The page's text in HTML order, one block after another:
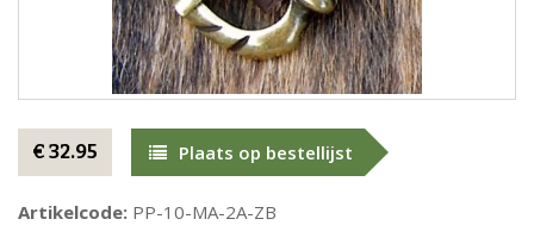
€ 32.95 Plaats op bestellijst
Artikelcode: PP-10-MA-2A-ZB